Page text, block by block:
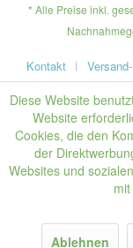
* Alle Preise inkl.
Kontakt
Diese Website
Website
Cookies, die den
der
Websites und
Ablehnen